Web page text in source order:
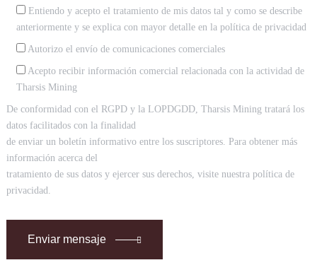
Entiendo y acepto el tratamiento de mis datos tal y como se describe
anteriormente y se explica con mayor detalle en la política de privacidad
Autorizo el envío de comunicaciones comerciales
Acepto recibir información comercial relacionada con la actividad de
Tharsis Mining
De conformidad con el RGPD y la LOPDGDD, Tharsis Mining tratará los
datos facilitados con la finalidad
de enviar un boletín informativo entre los suscriptores. Para obtener más
información acerca del
tratamiento de sus datos y ejercer sus derechos, visite nuestra política de
privacidad.
Enviar mensaje